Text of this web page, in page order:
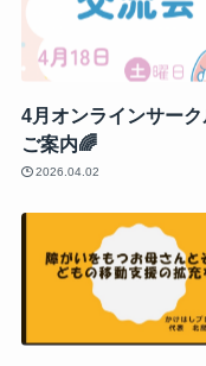
4月オンラインサー
ご案内🌈
2026.04.02